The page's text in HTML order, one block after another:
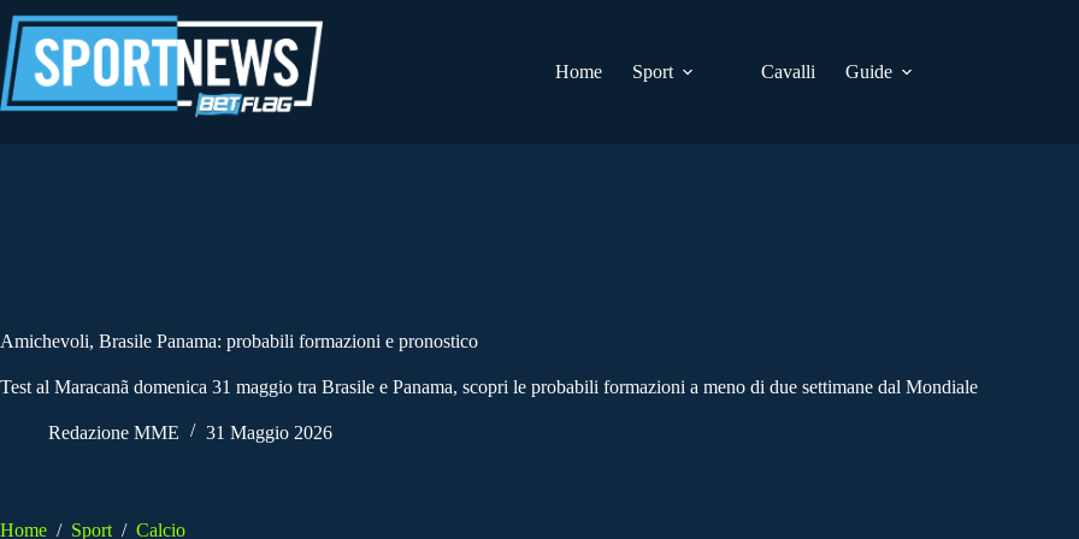
al
contenuto
Home
Sport Cavalli Guide
Amichevoli, Brasile Panama: probabili formazioni e pronostico
Test al Maracanã domenica 31 maggio tra Brasile e Panama, scopri le probabili formazioni a meno di due settimane dal Mondiale
Redazione MME 31 Maggio 2026
Home / Sport / Calcio